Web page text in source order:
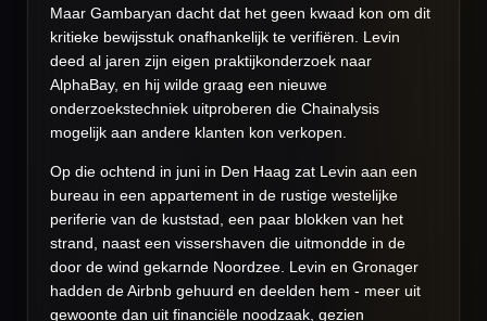
Maar Gambaryan dacht dat het geen kwaad kon om dit
kritieke bewijsstuk onafhankelijk te verifiëren. Levin
deed al jaren zijn eigen praktijkonderzoek naar
AlphaBay, en hij wilde graag een nieuwe
onderzoekstechniek uitproberen die Chainalysis
mogelijk aan andere klanten kon verkopen.
Op die ochtend in juni in Den Haag zat Levin aan een
bureau in een appartement in de rustige westelijke
periferie van de kuststad, een paar blokken van het
strand, naast een vissershaven die uitmondde in de
door de wind gekarnde Noordzee. Levin en Gronager
hadden de Airbnb gehuurd en deelden hem - meer uit
gewoonte dan uit financiële noodzaak, gezien